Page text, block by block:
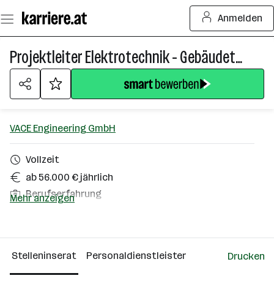
Seiteninhalt
springen
Anmelden
Projektleiter Elektrotechnik - Gebäudetechnik (w/m/d)
VACE Engineering GmbH
Vollzeit
ab 56.000 € jährlich
Berufserfahrung
Mehr anzeigen
Stelleninserat Personaldienstleister Drucken